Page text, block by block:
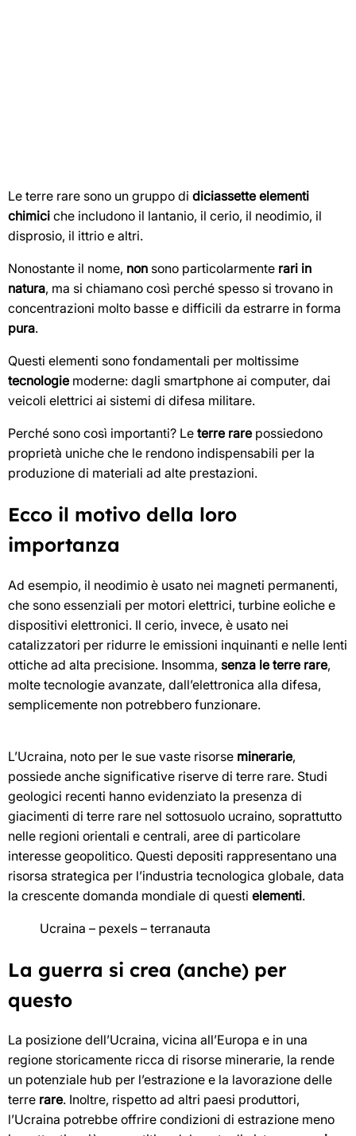
Le terre rare sono un gruppo di diciassette elementi
chimici che includono il lantanio, il cerio, il neodimio, il
disprosio, il ittrio e altri.
Nonostante il nome, non sono particolarmente rari in
natura, ma si chiamano così perché spesso si trovano in
concentrazioni molto basse e difficili da estrarre in forma
pura.
Questi elementi sono fondamentali per moltissime
tecnologie moderne: dagli smartphone ai computer, dai
veicoli elettrici ai sistemi di difesa militare.
Perché sono così importanti? Le terre rare possiedono
proprietà uniche che le rendono indispensabili per la
produzione di materiali ad alte prestazioni.
Ecco il motivo della loro
importanza
Ad esempio, il neodimio è usato nei magneti permanenti,
che sono essenziali per motori elettrici, turbine eoliche e
dispositivi elettronici. Il cerio, invece, è usato nei
catalizzatori per ridurre le emissioni inquinanti e nelle lenti
ottiche ad alta precisione. Insomma, senza le terre rare,
molte tecnologie avanzate, dall’elettronica alla difesa,
semplicemente non potrebbero funzionare.
L’Ucraina, noto per le sue vaste risorse minerarie,
possiede anche significative riserve di terre rare. Studi
geologici recenti hanno evidenziato la presenza di
giacimenti di terre rare nel sottosuolo ucraino, soprattutto
nelle regioni orientali e centrali, aree di particolare
interesse geopolitico. Questi depositi rappresentano una
risorsa strategica per l’industria tecnologica globale, data
la crescente domanda mondiale di questi elementi.
Ucraina – pexels – terranauta
La guerra si crea (anche) per
questo
La posizione dell’Ucraina, vicina all’Europa e in una
regione storicamente ricca di risorse minerarie, la rende
un potenziale hub per l’estrazione e la lavorazione delle
terre rare. Inoltre, rispetto ad altri paesi produttori,
l’Ucraina potrebbe offrire condizioni di estrazione meno